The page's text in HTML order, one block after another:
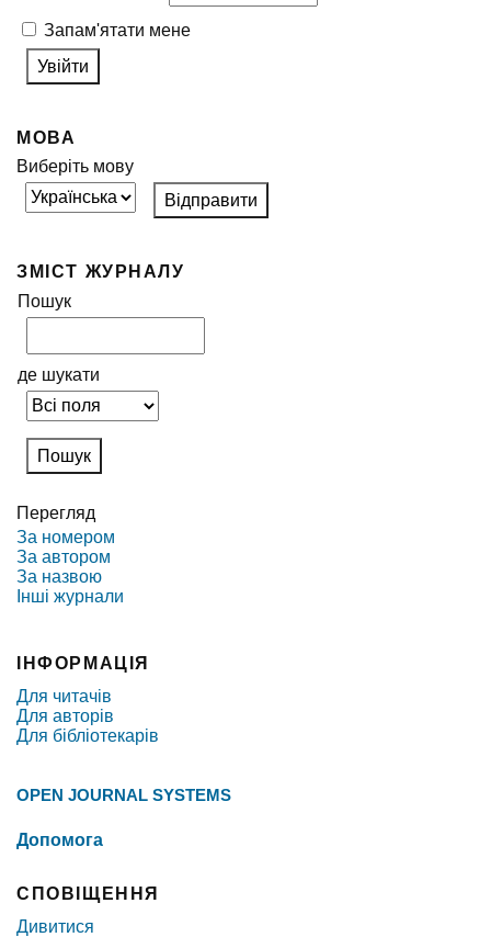
Запам'ятати мене
МОВА
Виберіть мову
ЗМІСТ ЖУРНАЛУ
Пошук
де шукати
Перегляд
За номером
За автором
За назвою
Інші журнали
ІНФОРМАЦІЯ
Для читачів
Для авторів
Для бібліотекарів
OPEN JOURNAL SYSTEMS
Допомога
СПОВІЩЕННЯ
Дивитися